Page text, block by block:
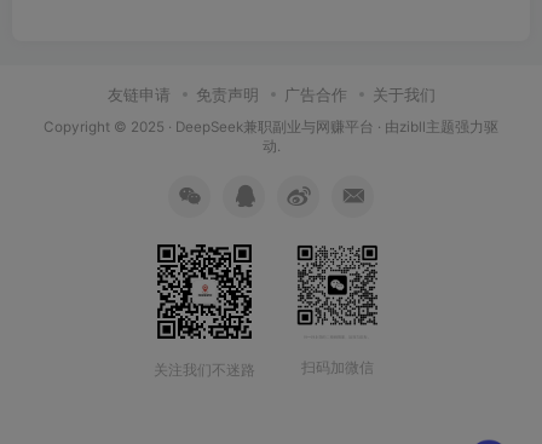
友链申请 免责声明 广告合作 关于我们
Copyright © 2025 · DeepSeek兼职副业与网赚平台 · 由zibll主题 强力驱
动.
关注我们不迷路 扫码加微信